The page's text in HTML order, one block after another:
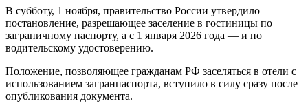
В субботу, 1 ноября, правительство России утвердило
постановление, разрешающее заселение в гостиницы по
заграничному паспорту, а с 1 января 2026 года — и по
водительскому удостоверению.
Положение, позволяющее гражданам РФ заселяться в отели с
использованием загранпаспорта, вступило в силу сразу после
опубликования документа.